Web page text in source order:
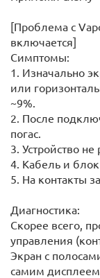
[Проблема с
включается]
Симптомы:
1. Изначально
или
~9%.
2. После
погас.
3. Устройство
4. Кабель и
5. На контакты
Диагностика:
Скорее всего,
управления
Экран с
самим дисплеем